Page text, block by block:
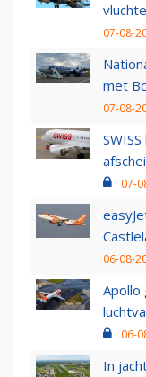
07-08-
met
07-08-
07-
06-08-
Apollo
06-
In